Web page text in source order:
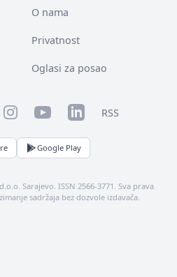
O nama
Privatnost
Oglasi za posao
InstagramYouTubeLinkedInRSS
Google Play
Sarajevo. ISSN 2566-3771. Sva prava
sadržaja bez dozvole izdavača.